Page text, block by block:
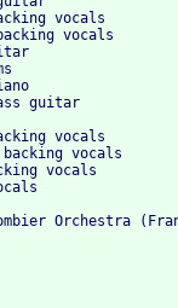
vocals
vocals
guitar
vocals
vocals
vocals
Orchestra